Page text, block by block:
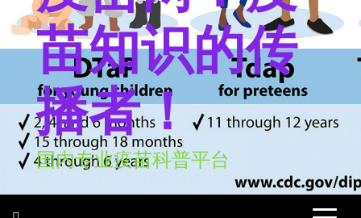
苗知识的传
播者！
国内专业疫苗科普平台